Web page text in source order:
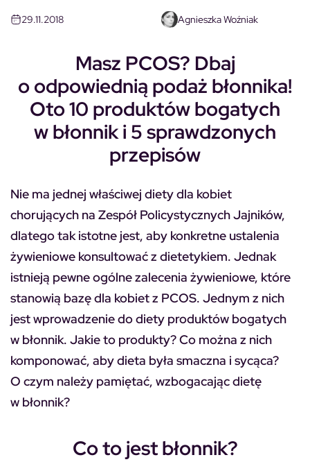
29.11.2018 Agnieszka Woźniak
Masz PCOS? Dbaj
o odpowiednią podaż błonnika!
Oto 10 produktów bogatych
w błonnik i 5 sprawdzonych
przepisów
Nie ma jednej właściwej diety dla kobiet
chorujących na Zespół Policystycznych Jajników,
dlatego tak istotne jest, aby konkretne ustalenia
żywieniowe konsultować z dietetykiem. Jednak
istnieją pewne ogólne zalecenia żywieniowe, które
stanowią bazę dla kobiet z PCOS. Jednym z nich
jest wprowadzenie do diety produktów bogatych
w błonnik. Jakie to produkty? Co można z nich
komponować, aby dieta była smaczna i sycąca?
O czym należy pamiętać, wzbogacając dietę
w błonnik?
Co to jest błonnik?